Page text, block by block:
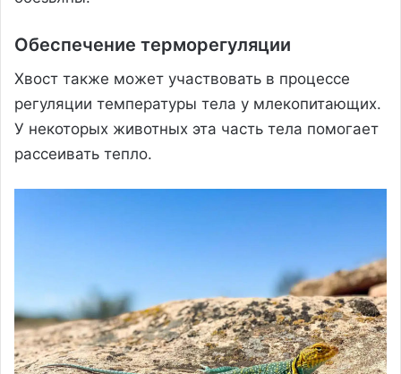
Обеспечение терморегуляции
Хвост также может участвовать в процессе
регуляции температуры тела у млекопитающих.
У некоторых животных эта часть тела помогает
рассеивать тепло.